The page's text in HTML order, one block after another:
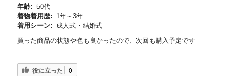
年齢: 50代
着物着用歴:
1年～3年
着用シーン:
成人式・結婚式
買った商品の状態や色も良かったので、次回も購入予定です
役に立った 0